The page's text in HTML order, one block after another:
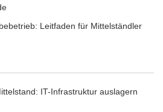
Leitfaden für Mittelständler
IT-Infrastruktur auslagern